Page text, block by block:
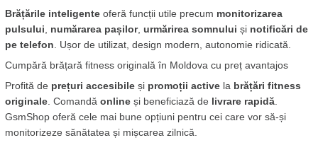
Brățările inteligente oferă funcții utile precum monitorizarea
pulsului
numărarea pașilor, urmărirea somnului și notificări de
pe telefon . Ușor de utilizat, design modern, autonomie ridicată.
Cumpără brățară fitness originală în Moldova cu preț avantajos
Profită de prețuri accesibile și promoții active la brățări fitness
originale . Comandă online și beneficiază de livrare rapidă
GsmShop oferă cele mai bune opțiuni pentru cei care vor să-și
monitorizeze sănătatea și mișcarea zilnică.